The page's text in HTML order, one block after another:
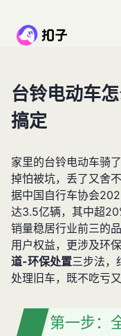
台铃电动车
搞定
家里的台铃电动车骑
掉怕被坑，丢了又舍
据中国自行车协会
达3.5亿辆，其中超
销量稳居行业前三的
用户权益，更涉及环
道-环保处置三步法，
处理旧车，既不吃亏又
第一步：